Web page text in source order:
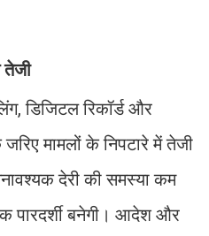
तेजी
डिजिटल रिकॉर्ड और
मामलों के निपटारे में तेजी
देरी की समस्या कम
पारदर्शी बनेगी। आदेश और